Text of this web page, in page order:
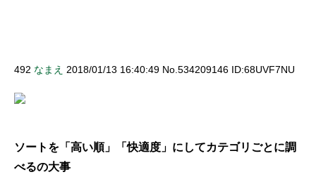
492 なまえ 2018/01/13 16:40:49 No.534209146 ID:68UVF7NU
ソートを「高い順」「快適度」にしてカテゴリごとに調
べるの大事